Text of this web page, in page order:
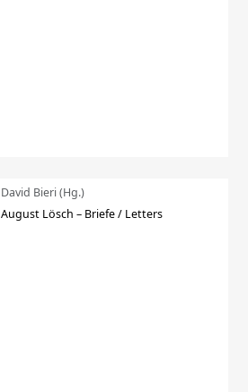
David Bieri (Hg.)
August Lösch – Briefe / Letters